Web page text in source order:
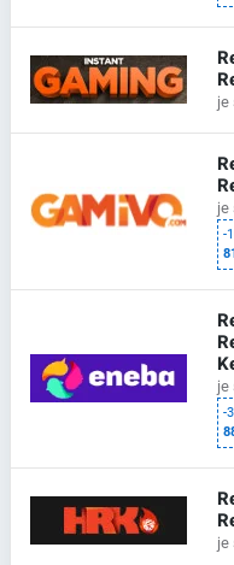
je
je
-
je
-
je